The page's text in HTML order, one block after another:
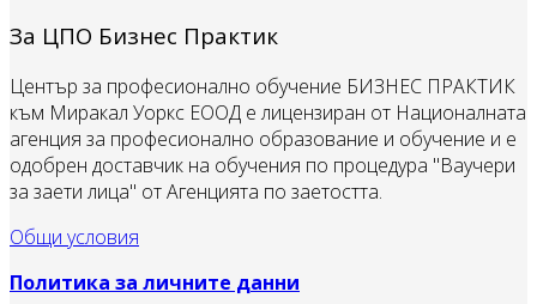
За ЦПО Бизнес Практик
Център за професионално обучение БИЗНЕС ПРАКТИК
към Миракал Уоркс ЕООД е лицензиран от Националната
агенция за професионално образование и обучение и е
одобрен доставчик на обучения по процедура "Ваучери
за заети лица" от Агенцията по заетостта.
Общи условия
Политика за личните данни